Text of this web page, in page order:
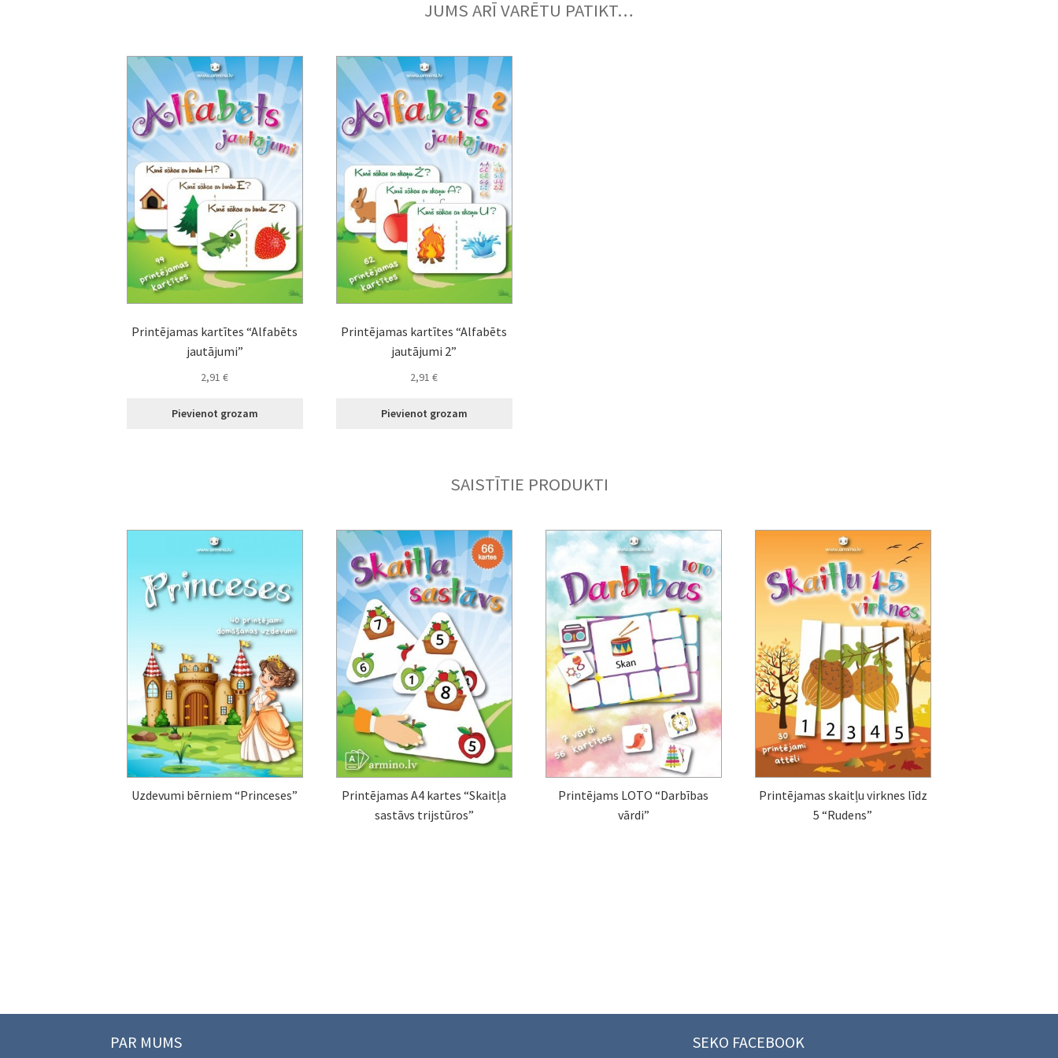
JUMS ARĪ VARĒTU PATIKT…
Printējamas kartītes “Alfabēts
jautājumi”
2,91€
Pievienot grozam
Printējamas kartītes “Alfabēts
jautājumi 2”
2,91€
Pievienot grozam
SAISTĪTIE PRODUKTI
Uzdevumi bērniem “Princeses”
Printējamas A4 kartes “Skaitļa
sastāvs trijstūros”
Printējams LOTO “Darbības
vārdi”
Printējamas skaitļu virknes līdz
5 “Rudens”
PAR MUMS SEKO FACEBOOK